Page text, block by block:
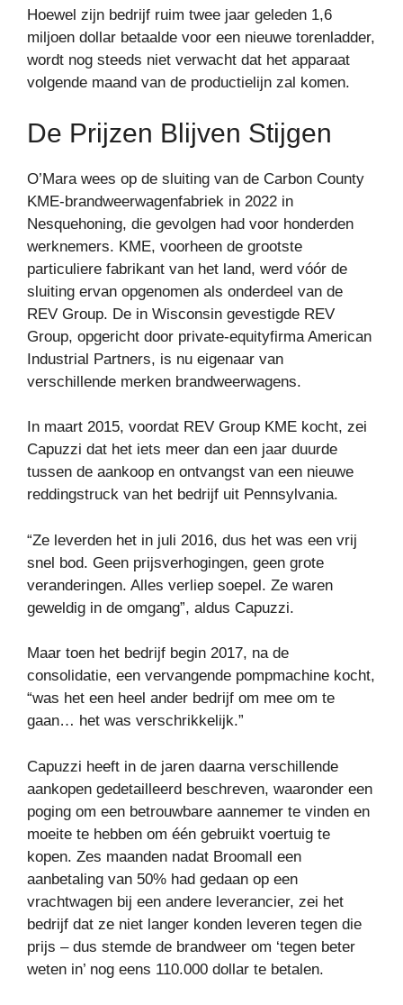
Hoewel zijn bedrijf ruim twee jaar geleden 1,6
miljoen dollar betaalde voor een nieuwe torenladder,
wordt nog steeds niet verwacht dat het apparaat
volgende maand van de productielijn zal komen.
De Prijzen Blijven Stijgen
O’Mara wees op de sluiting van de Carbon County
KME-brandweerwagenfabriek in 2022 in
Nesquehoning, die gevolgen had voor honderden
werknemers. KME, voorheen de grootste
particuliere fabrikant van het land, werd vóór de
sluiting ervan opgenomen als onderdeel van de
REV Group. De in Wisconsin gevestigde REV
Group, opgericht door private-equityfirma American
Industrial Partners, is nu eigenaar van
verschillende merken brandweerwagens.
In maart 2015, voordat REV Group KME kocht, zei
Capuzzi dat het iets meer dan een jaar duurde
tussen de aankoop en ontvangst van een nieuwe
reddingstruck van het bedrijf uit Pennsylvania.
“Ze leverden het in juli 2016, dus het was een vrij
snel bod. Geen prijsverhogingen, geen grote
veranderingen. Alles verliep soepel. Ze waren
geweldig in de omgang”, aldus Capuzzi.
Maar toen het bedrijf begin 2017, na de
consolidatie, een vervangende pompmachine kocht,
“was het een heel ander bedrijf om mee om te
gaan… het was verschrikkelijk.”
Capuzzi heeft in de jaren daarna verschillende
aankopen gedetailleerd beschreven, waaronder een
poging om een ​​betrouwbare aannemer te vinden en
moeite te hebben om één gebruikt voertuig te
kopen. Zes maanden nadat Broomall een
aanbetaling van 50% had gedaan op een
vrachtwagen bij een andere leverancier, zei het
bedrijf dat ze niet langer konden leveren tegen die
prijs – dus stemde de brandweer om ‘tegen beter
weten in’ nog eens 110.000 dollar te betalen.